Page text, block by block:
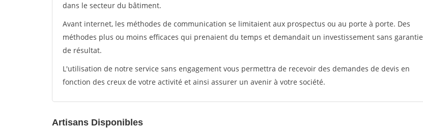
dans le secteur du bâtiment.
Avant internet, les méthodes de communication se limitaient aux prospectus ou au porte à porte. Des
méthodes plus ou moins efficaces qui prenaient du temps et demandait un investissement sans garantie
de résultat.
L'utilisation de notre service sans engagement vous permettra de recevoir des demandes de devis en
fonction des creux de votre activité et ainsi assurer un avenir à votre société.
Artisans Disponibles